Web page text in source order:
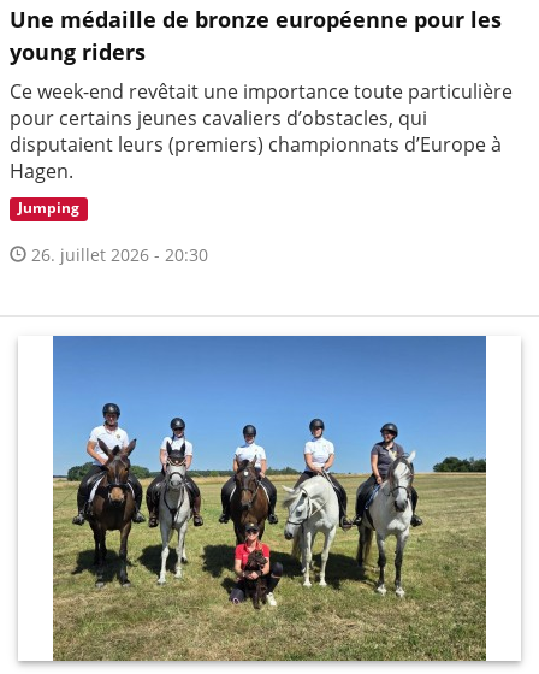
Une médaille de bronze européenne pour les
young riders
Ce week-end revêtait une importance toute particulière
pour certains jeunes cavaliers d’obstacles, qui
disputaient leurs (premiers) championnats d’Europe à
Hagen.
Jumping
26. juillet 2026 - 20:30